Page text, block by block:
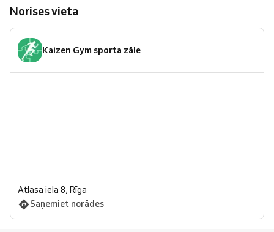
Norises vieta
Kaizen Gym sporta zāle
Atlasa iela 8, Rīga
Saņemiet norādes